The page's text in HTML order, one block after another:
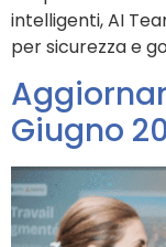
intelligenti, AI
per sicurezza e
Giugno